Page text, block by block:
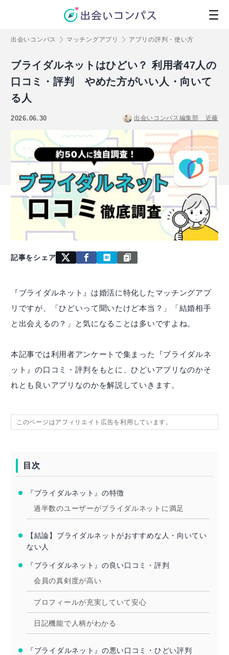
出会いコンパス マッチングアプリ アプリの評判・使い方
ブライダルネットはひどい？ 利用者47人の
口コミ・評判 やめた方がいい人・向いて
る人
2026.06.30 出会いコンパス編集部 近藤
記事をシェア
『ブライダルネット』は婚活に特化したマッチングアプ
リですが、「ひどいって聞いたけど本当？」「結婚相手
と出会えるの？」と気になることは多いですよね。
本記事では利用者アンケートで集まった『ブライダルネ
ット』の口コミ・評判をもとに、ひどいアプリなのかそ
れとも良いアプリなのかを解説していきます。
このページはアフィリエイト広告を利用しています。
目次
『ブライダルネット』の特徴
過半数のユーザーがブライダルネットに満足
【結論】ブライダルネットがおすすめな人・向いてい
ない人
『ブライダルネット』の良い口コミ・評判
会員の真剣度が高い
プロフィールが充実していて安心
日記機能で人柄がわかる
『ブライダルネット』の悪い口コミ・ひどい評判